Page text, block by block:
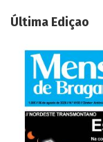
Última Ediçao